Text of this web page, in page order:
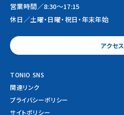
営業時間／8:30～17:15
休日／土曜・日曜・祝日・年末年始
アクセス
TONIO SNS
関連リンク
プライバシーポリシー
サイトポリシー